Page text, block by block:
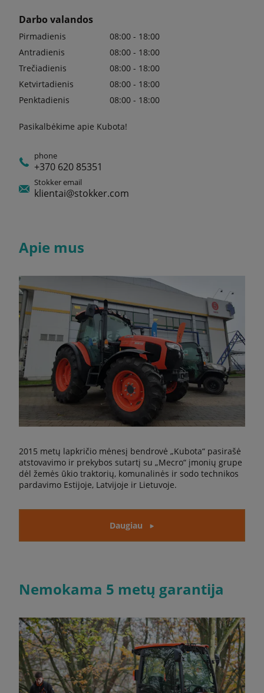
Darbo valandos
Pirmadienis
08:00 - 18:00
Antradienis
08:00 - 18:00
Trečiadienis
08:00 - 18:00
Ketvirtadienis
08:00 - 18:00
Penktadienis
08:00 - 18:00
Pasikalbėkime apie Kubota!
phone
+370 620 85351
Stokker email
klientai@stokker.com
Apie mus
2015 metų lapkričio mėnesį bendrovė „Kubota“ pasirašė
atstovavimo ir prekybos sutartį su „Mecro“ įmonių grupe
dėl žemės ūkio traktorių, komunalinės ir sodo technikos
pardavimo Estijoje, Latvijoje ir Lietuvoje.
Daugiau
Nemokama 5 metų garantija